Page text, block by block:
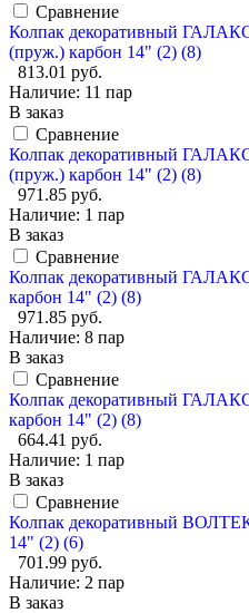
Сравнение
Колпак декоративный
(пруж.) карбон 14" (2) (8)
813.01 руб.
Наличие: 11 пар
В заказ
Сравнение
Колпак декоративный
(пруж.) карбон 14" (2) (8)
971.85 руб.
Наличие: 1 пар
В заказ
Сравнение
Колпак декоративный
карбон 14" (2) (8)
971.85 руб.
Наличие: 8 пар
В заказ
Сравнение
Колпак декоративный
карбон 14" (2) (8)
664.41 руб.
Наличие: 1 пар
В заказ
Сравнение
Колпак декоративный
14" (2) (6)
701.99 руб.
Наличие: 2 пар
В заказ